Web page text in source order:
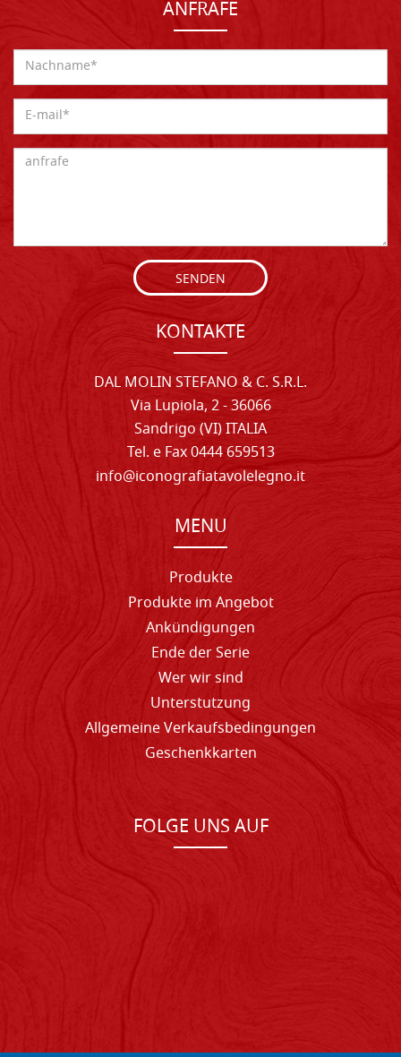
ANFRAFE
SENDEN
KONTAKTE
DAL MOLIN STEFANO & C. S.R.L.
Via Lupiola, 2 - 36066
Sandrigo (VI) ITALIA
Tel. e Fax 0444 659513
info@iconografiatavolelegno.it
MENU
Produkte
Produkte im Angebot
Ankündigungen
Ende der Serie
Wer wir sind
Unterstutzung
Allgemeine Verkaufsbedingungen
Geschenkkarten
FOLGE UNS AUF